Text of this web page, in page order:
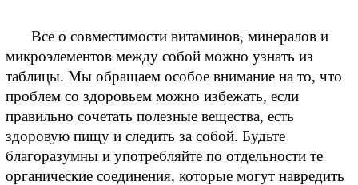
Все о совместимости витаминов, минералов и
микроэлементов между собой можно узнать из
таблицы. Мы обращаем особое внимание на то, что
проблем со здоровьем можно избежать, если
правильно сочетать полезные вещества, есть
здоровую пищу и следить за собой. Будьте
благоразумны и употребляйте по отдельности те
органические соединения, которые могут навредить